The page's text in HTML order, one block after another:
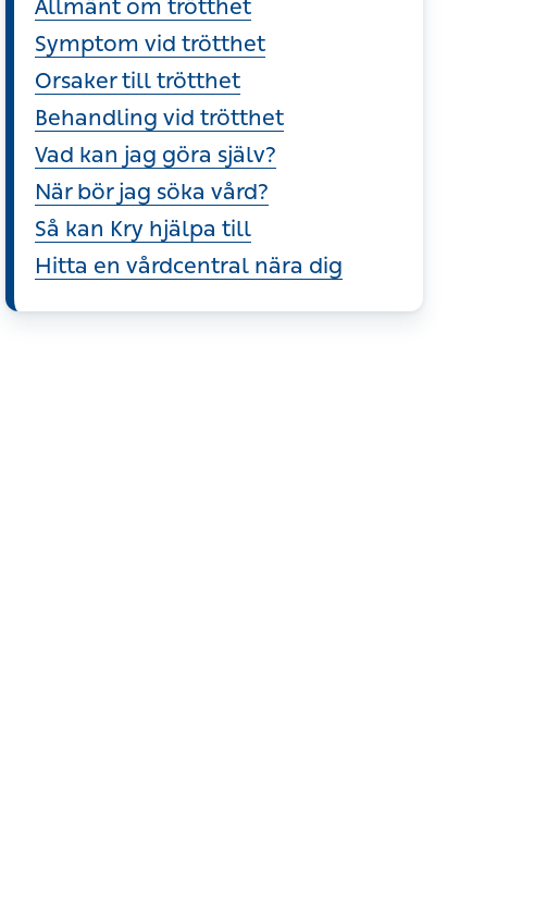
Symptom vid trötthet
Orsaker till trötthet
Behandling vid trötthet
Vad kan jag göra själv?
När bör jag söka vård?
Så kan Kry hjälpa till
Hitta en vårdcentral nära dig